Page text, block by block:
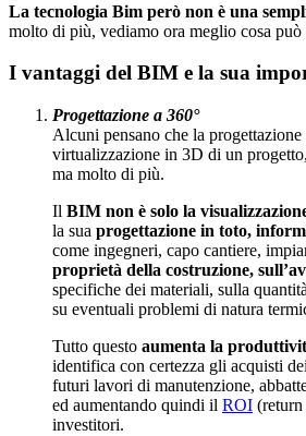
La tecnologia Bim però non è una
molto di più, vediamo ora meglio cosa può
I vantaggi del BIM e la sua
Progettazione a 360°
Alcuni pensano che la
virtualizzazione in 3D di un
ma molto di più.
Il BIM non è solo la
la sua progettazione in toto,
come ingegneri, capo cantiere,
proprietà della costruzione,
specifiche dei materiali, sulla
su eventuali problemi di natura
Tutto questo aumenta la
identifica con certezza gli acquisti
futuri lavori di manutenzione,
ed aumentando quindi il ROI
investitori.